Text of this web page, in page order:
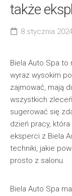
także
8 stycznia
Biela Auto Spa to
wyraz wysokim
zajmować, mają
wszystkich
sugerować się
dzień pracy,
eksperci z Biela
techniki, jakie
prosto z salonu.
Biela Auto Spa